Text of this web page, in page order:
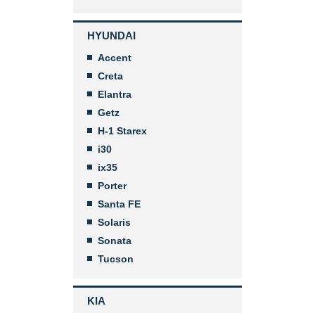
HYUNDAI
Accent
Creta
Elantra
Getz
H-1 Starex
i30
ix35
Porter
Santa FE
Solaris
Sonata
Tucson
KIA